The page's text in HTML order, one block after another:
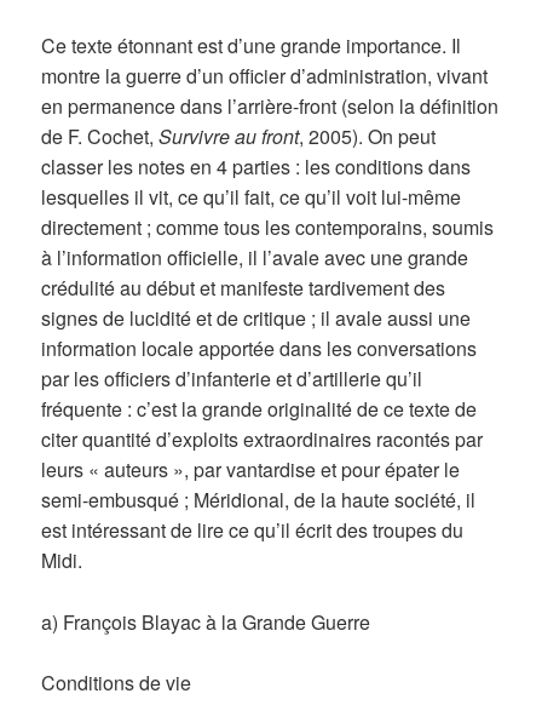
Ce texte étonnant est d’une grande importance. Il
montre la guerre d’un officier d’administration, vivant
en permanence dans l’arrière-front (selon la définition
de F. Cochet,Survivre au front, 2005). On peut
classer les notes en 4 parties : les conditions dans
lesquelles il vit, ce qu’il fait, ce qu’il voit lui-même
directement ; comme tous les contemporains, soumis
à l’information officielle, il l’avale avec une grande
crédulité au début et manifeste tardivement des
signes de lucidité et de critique ; il avale aussi une
information locale apportée dans les conversations
par les officiers d’infanterie et d’artillerie qu’il
fréquente : c’est la grande originalité de ce texte de
citer quantité d’exploits extraordinaires racontés par
leurs « auteurs », par vantardise et pour épater le
semi-embusqué ; Méridional, de la haute société, il
est intéressant de lire ce qu’il écrit des troupes du
Midi.
a) François Blayac à la Grande Guerre
Conditions de vie